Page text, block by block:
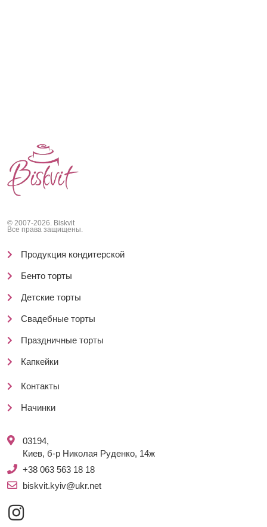
© 2007-2026. Biskvit
Все права защищены.
Продукция кондитерской
Бенто торты
Детские торты
Свадебные торты
Праздничные торты
Капкейки
Контакты
Начинки
03194,
Киев, б-р Николая Руденко, 14ж
+38 063 563 18 18
biskvit.kyiv@ukr.net